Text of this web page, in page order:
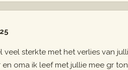
sterkte met het verlies van
oma ik leef met jullie mee gr ton